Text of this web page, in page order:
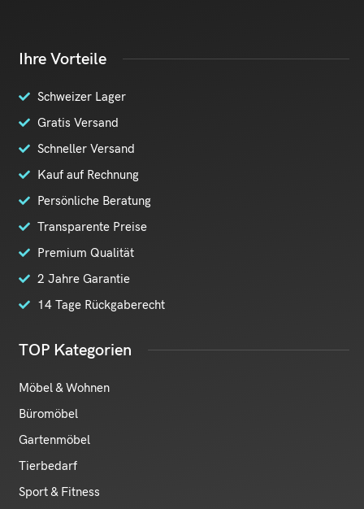
Ihre Vorteile
Schweizer Lager
Gratis Versand
Schneller Versand
Kauf auf Rechnung
Persönliche Beratung
Transparente Preise
Premium Qualität
2 Jahre Garantie
14 Tage Rückgaberecht
TOP Kategorien
Möbel & Wohnen
Büromöbel
Gartenmöbel
Tierbedarf
Sport & Fitness